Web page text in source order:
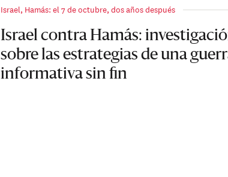
Israel, Hamás: el 7 de octubre, dos años después
Israel contra Hamás:
sobre las estrategias de una
informativa sin fin